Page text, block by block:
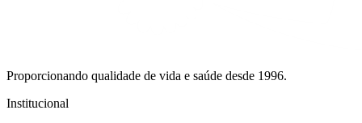
Proporcionando qualidade de vida e saúde desde 1996.
Institucional